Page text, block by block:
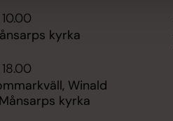
kyrka
Winald
kyrka